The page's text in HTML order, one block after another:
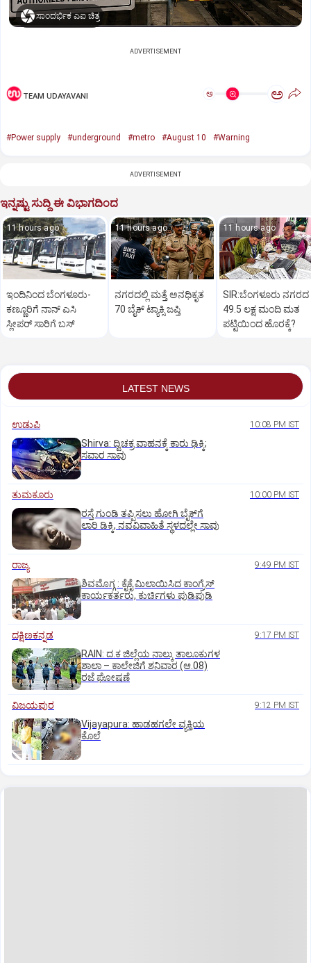
ಸಾಂದರ್ಭಿಕ ಎಐ ಚಿತ್ರ
ADVERTISEMENT
TEAM UDAYAVANI ಅ ಅ
#Power supply #underground #metro #August 10 #Warning
ADVERTISEMENT
ಇನ್ನಷ್ಟು ಸುದ್ದಿ ಈ ವಿಭಾಗದಿಂದ
11 hours ago
ಇಂದಿನಿಂದ ಬೆಂಗಳೂರು-
ಕಣ್ಣೂರಿಗೆ ನಾನ್‌ ಎಸಿ
ಸ್ಲೀಪರ್‌ ಸಾರಿಗೆ ಬಸ್‌
11 hours ago
ನಗರದಲ್ಲಿ ಮತ್ತೆ ಅನಧಿಕೃತ
70 ಬೈಕ್‌ ಟ್ಯಾಕ್ಸಿ ಜಪ್ತಿ
11 hours ago
SIR:ಬೆಂಗಳೂರು ನಗರದ
49.5 ಲಕ್ಷ ಮಂದಿ ಮತ
ಪಟ್ಟಿಯಿಂದ ಹೊರಕ್ಕೆ?
LATEST NEWS
ಉಡುಪಿ 10:08 PM IST
Shirva: ದ್ವಿಚಕ್ರ ವಾಹನಕ್ಕೆ ಕಾರು ಢಿಕ್ಕಿ;
ಸವಾರ ಸಾವು
ತುಮಕೂರು 10:00 PM IST
ರಸ್ತೆ ಗುಂಡಿ ತಪ್ಪಿಸಲು ಹೋಗಿ ಬೈಕ್‌ಗೆ
ಲಾರಿ ಡಿಕ್ಕಿ, ನವವಿವಾಹಿತೆ ಸ್ಥಳದಲ್ಲೇ ಸಾವು
ರಾಜ್ಯ 9:49 PM IST
ಶಿವಮೊಗ್ಗ : ಕೈಕೈ ಮಿಲಾಯಿಸಿದ ಕಾಂಗ್ರೆಸ್
ಕಾರ್ಯಕರ್ತರು, ಕುರ್ಚಿಗಳು ಪುಡಿಪುಡಿ
ದಕ್ಷಿಣಕನ್ನಡ 9:17 PM IST
RAIN: ದ.ಕ ಜಿಲ್ಲೆಯ ನಾಲ್ಕು ತಾಲೂಕುಗಳ
ಶಾಲಾ – ಕಾಲೇಜಿಗೆ ಶನಿವಾರ (ಆ.08)
ರಜೆ ಘೋಷಣೆ
ವಿಜಯಪುರ 9:12 PM IST
Vijayapura: ಹಾಡಹಗಲೇ ವ್ಯಕ್ತಿಯ
ಕೊಲೆ